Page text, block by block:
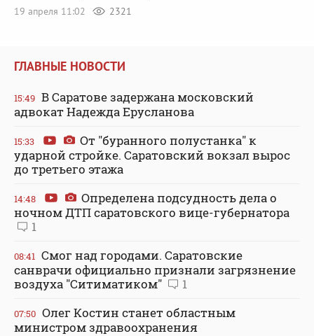
19 апреля 11:02
2321
ГЛАВНЫЕ НОВОСТИ
15:49 В Саратове задержана московский
адвокат Надежда Ерусланова
15:33
От "буранного полустанка" к
ударной стройке. Саратовский вокзал вырос
до третьего этажа
14:48
Определена подсудность дела о
ночном ДТП саратовского вице-губернатора
1
08:41 Смог над городами. Саратовские
санврачи официально признали загрязнение
воздуха "Ситиматиком"
1
07:50 Олег Костин станет областным
министром здравоохранения